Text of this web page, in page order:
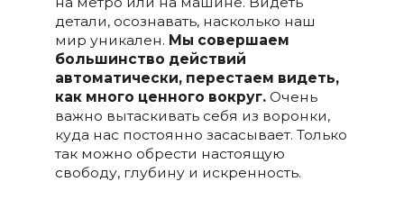
детали, осознавать, насколько наш
мир уникален. Мы совершаем
большинство действий
автоматически, перестаем видеть,
как много ценного вокруг.Очень
важно вытаскивать себя из воронки,
куда нас постоянно засасывает. Только
так можно обрести настоящую
свободу, глубину и искренность.